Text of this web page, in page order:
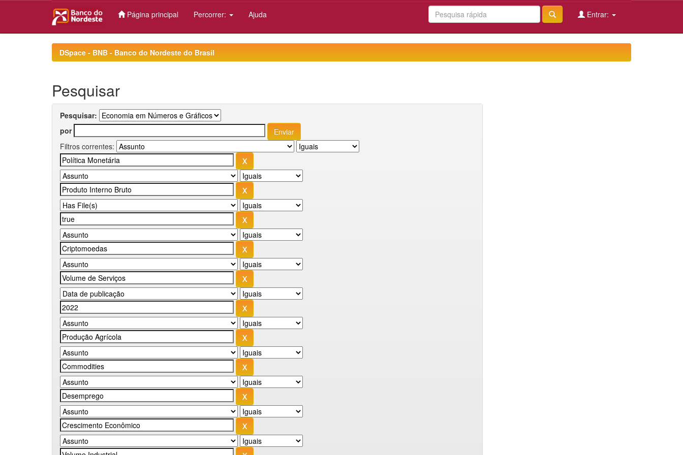
Página principal Percorrer: Ajuda Entrar:
DSpace - BNB - Banco do Nordeste do Brasil
Pesquisar
Pesquisar:
por
Filtros correntes: